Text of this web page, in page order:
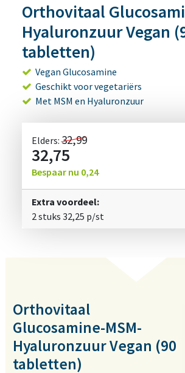
Orthovitaal
Hyaluronzuur Vegan
tabletten)
Vegan Glucosamine
Geschikt voor vegetariërs
Met MSM en Hyaluronzuur
Elders:32,99
32,75
Bespaar nu 0,24
Extra voordeel:
2 stuks 32,25 p/st
Orthovitaal
Glucosamine-MSM-
Hyaluronzuur Vegan (90
tabletten)